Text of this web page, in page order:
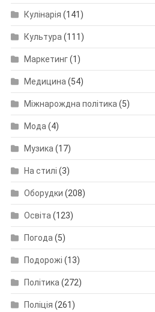
Кулінарія (141)
Культура(111)
Маркетинг(1)
Медицина(54)
Міжнарождна політика(5)
Мода(4)
Музика(17)
На стилі (3)
Оборудки (208)
Освіта(123)
Погода(5)
Подорожі (13)
Політика(272)
Поліція (261)